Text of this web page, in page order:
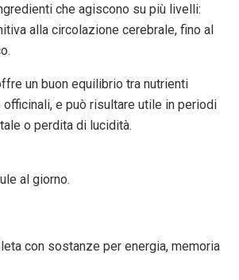
che agiscono su più livelli:
alla circolazione cerebrale, fino al
un buon equilibrio tra nutrienti
e può risultare utile in periodi
o perdita di lucidità.
al giorno.
con sostanze per energia, memoria